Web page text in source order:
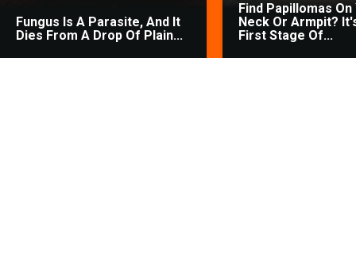
Fungus Is A Parasite, And It
Dies From A Drop Of Plain...
Find Papillomas On
Neck Or Armpit?
First Stage Of...